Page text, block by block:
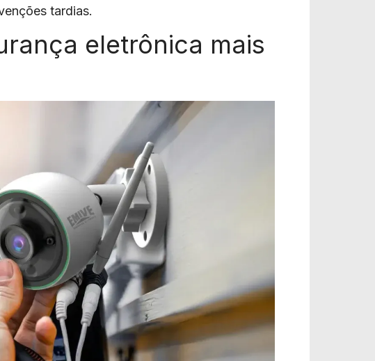
tardias.
eletrônica mais